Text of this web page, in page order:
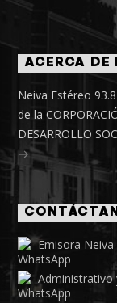
ACERCA DE
Neiva Estéreo
de la
DESARROLLO
Emisora Neiva
Administrativo